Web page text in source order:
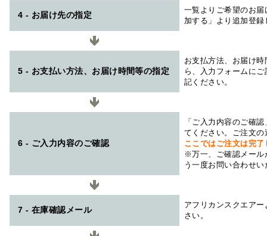
4 - お届け先の指定
一覧よりご希望のお
加する」より追加登
5 - お支払い方法、お届け時間等の指定
お支払方法、お届け
ら、入力フォームに
記ください。
6 - ご入力内容のご確認
「ご入力内容のご確
てください。ご注文
ここではご注文は完
※万一、ご確認メール
う一度お問い合わせ
7 - 在庫確認メール
アフリカンスクエアー
さい。